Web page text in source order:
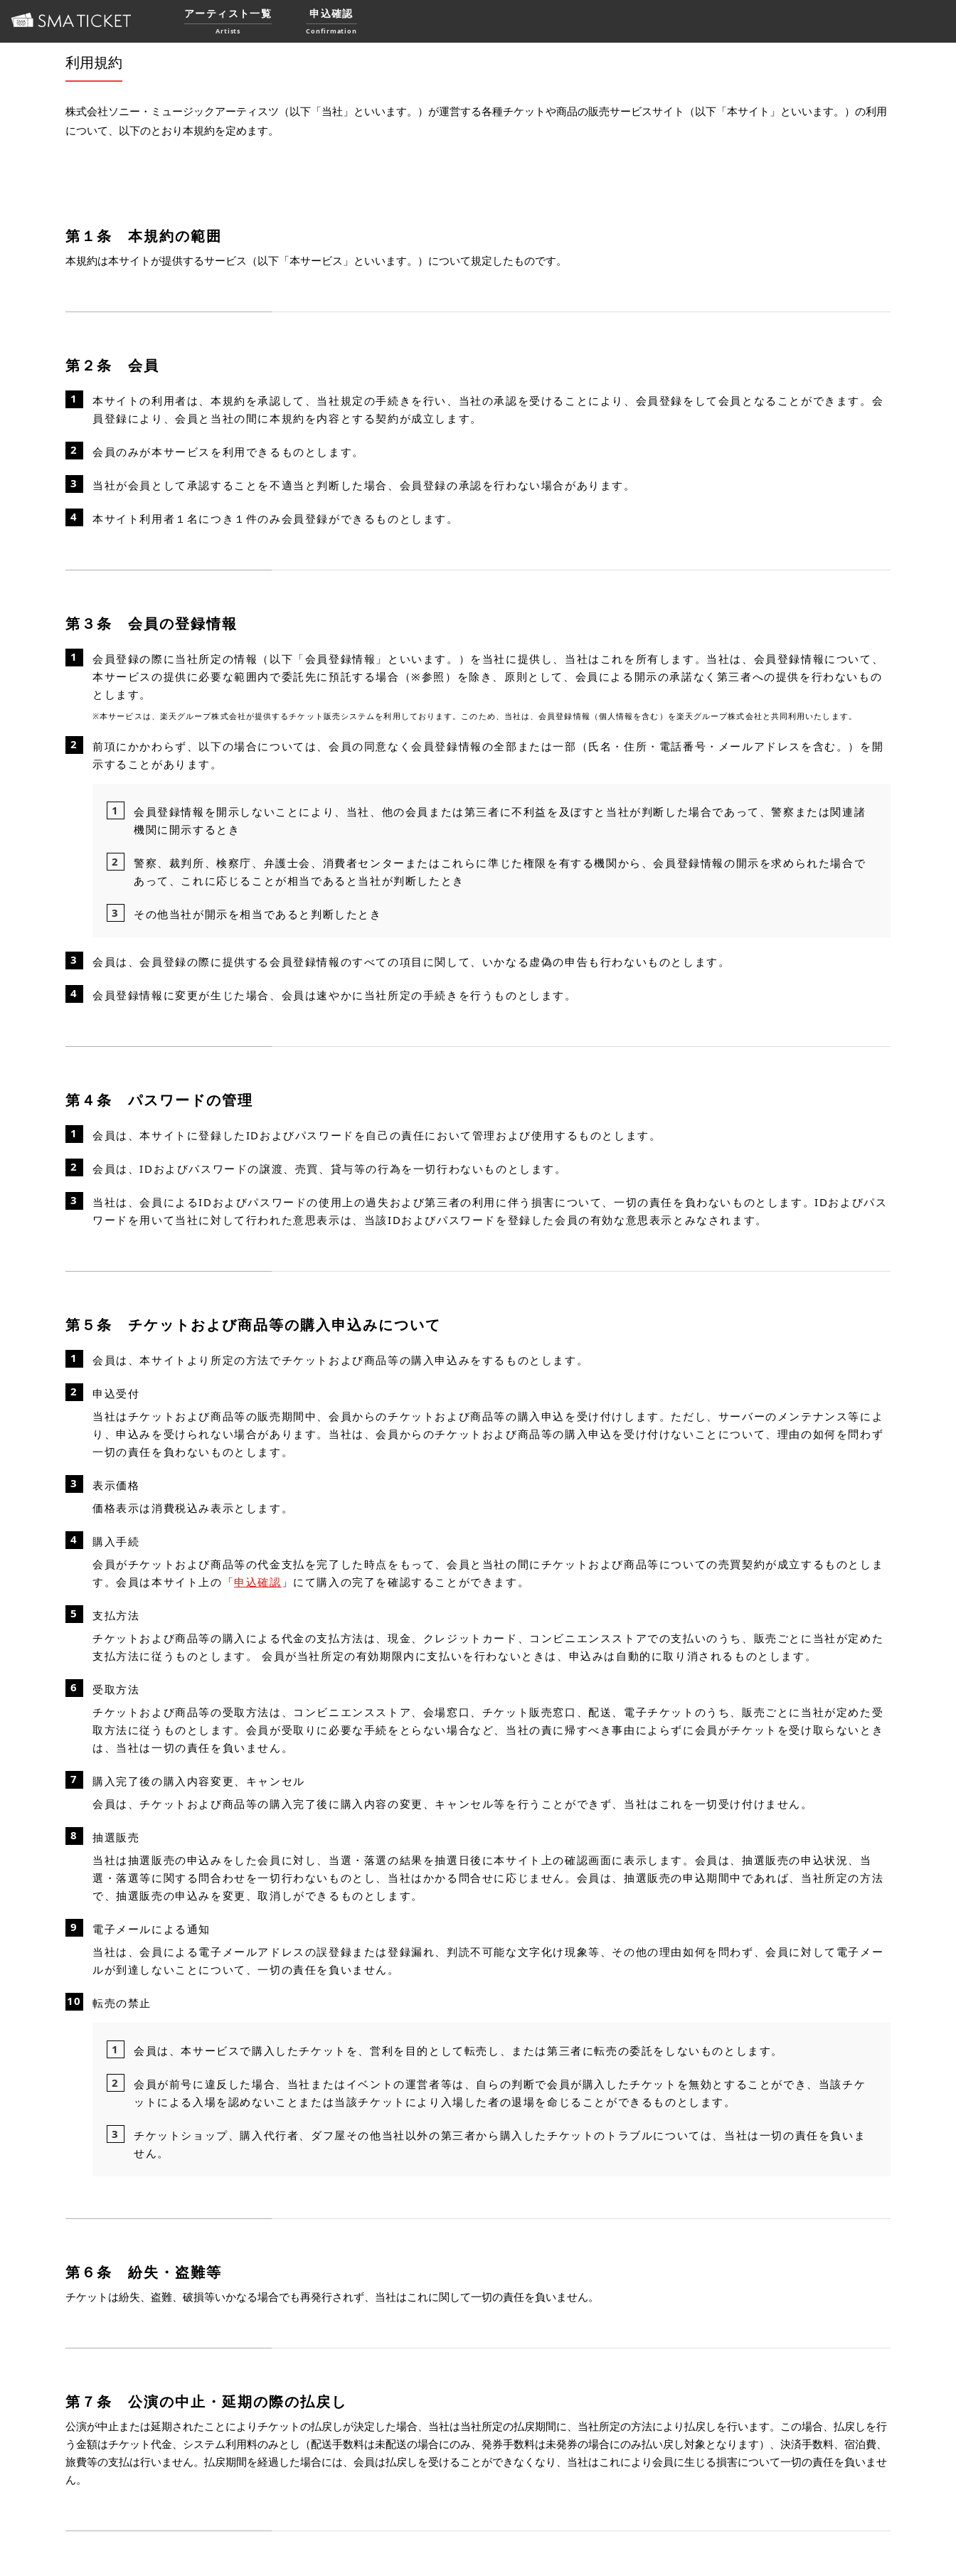
アーティスト一覧
Artists
申込確認
Confirmation
利用規約
株式会社ソニー・ミュージックアーティスツ（以下「当社」といいます。）が運営する各種チケットや商品の販売サービスサイト（以下「本サイト」といいます。）の利用
について、以下のとおり本規約を定めます。
第１条 本規約の範囲
本規約は本サイトが提供するサービス（以下「本サービス」といいます。）について規定したものです。
第２条 会員
本サイトの利用者は、本規約を承認して、当社規定の手続きを行い、当社の承認を受けることにより、会員登録をして会員となることができます。会
員登録により、会員と当社の間に本規約を内容とする契約が成立します。
会員のみが本サービスを利用できるものとします。
当社が会員として承認することを不適当と判断した場合、会員登録の承認を行わない場合があります。
本サイト利用者１名につき１件のみ会員登録ができるものとします。
第３条 会員の登録情報
会員登録の際に当社所定の情報（以下「会員登録情報」といいます。）を当社に提供し、当社はこれを所有します。当社は、会員登録情報について、
本サービスの提供に必要な範囲内で委託先に預託する場合（※参照）を除き、原則として、会員による開示の承諾なく第三者への提供を行わないもの
とします。
※本サービスは、楽天グループ株式会社が提供するチケット販売システムを利用しております。このため、当社は、会員登録情報（個人情報を含む）を楽天グループ株式会社と共同利用いたします。
前項にかかわらず、以下の場合については、会員の同意なく会員登録情報の全部または一部（氏名・住所・電話番号・メールアドレスを含む。）を開
示することがあります。
会員登録情報を開示しないことにより、当社、他の会員または第三者に不利益を及ぼすと当社が判断した場合であって、警察または関連諸
機関に開示するとき
警察、裁判所、検察庁、弁護士会、消費者センターまたはこれらに準じた権限を有する機関から、会員登録情報の開示を求められた場合で
あって、これに応じることが相当であると当社が判断したとき
その他当社が開示を相当であると判断したとき
会員は、会員登録の際に提供する会員登録情報のすべての項目に関して、いかなる虚偽の申告も行わないものとします。
会員登録情報に変更が生じた場合、会員は速やかに当社所定の手続きを行うものとします。
第４条 パスワードの管理
会員は、本サイトに登録したIDおよびパスワードを自己の責任において管理および使用するものとします。
会員は、IDおよびパスワードの譲渡、売買、貸与等の行為を一切行わないものとします。
当社は、会員によるIDおよびパスワードの使用上の過失および第三者の利用に伴う損害について、一切の責任を負わないものとします。IDおよびパス
ワードを用いて当社に対して行われた意思表示は、当該IDおよびパスワードを登録した会員の有効な意思表示とみなされます。
第５条 チケットおよび商品等の購入申込みについて
会員は、本サイトより所定の方法でチケットおよび商品等の購入申込みをするものとします。
申込受付
当社はチケットおよび商品等の販売期間中、会員からのチケットおよび商品等の購入申込を受け付けします。ただし、サーバーのメンテナンス等によ
り、申込みを受けられない場合があります。当社は、会員からのチケットおよび商品等の購入申込を受け付けないことについて、理由の如何を問わず
一切の責任を負わないものとします。
表示価格
価格表示は消費税込み表示とします。
購入手続
会員がチケットおよび商品等の代金支払を完了した時点をもって、会員と当社の間にチケットおよび商品等についての売買契約が成立するものとしま
す。会員は本サイト上の「申込確認 」にて購入の完了を確認することができます。
支払方法
チケットおよび商品等の購入による代金の支払方法は、現金、クレジットカード、コンビニエンスストアでの支払いのうち、販売ごとに当社が定めた
支払方法に従うものとします。 会員が当社所定の有効期限内に支払いを行わないときは、申込みは自動的に取り消されるものとします。
受取方法
チケットおよび商品等の受取方法は、コンビニエンスストア、会場窓口、チケット販売窓口、配送、電子チケットのうち、販売ごとに当社が定めた受
取方法に従うものとします。会員が受取りに必要な手続をとらない場合など、当社の責に帰すべき事由によらずに会員がチケットを受け取らないとき
は、当社は一切の責任を負いません。
購入完了後の購入内容変更、キャンセル
会員は、チケットおよび商品等の購入完了後に購入内容の変更、キャンセル等を行うことができず、当社はこれを一切受け付けません。
抽選販売
当社は抽選販売の申込みをした会員に対し、当選・落選の結果を抽選日後に本サイト上の確認画面に表示します。会員は、抽選販売の申込状況、当
選・落選等に関する問合わせを一切行わないものとし、当社はかかる問合せに応じません。会員は、抽選販売の申込期間中であれば、当社所定の方法
で、抽選販売の申込みを変更、取消しができるものとします。
電子メールによる通知
当社は、会員による電子メールアドレスの誤登録または登録漏れ、判読不可能な文字化け現象等、その他の理由如何を問わず、会員に対して電子メー
ルが到達しないことについて、一切の責任を負いません。
転売の禁止
会員は、本サービスで購入したチケットを、営利を目的として転売し、または第三者に転売の委託をしないものとします。
会員が前号に違反した場合、当社またはイベントの運営者等は、自らの判断で会員が購入したチケットを無効とすることができ、当該チケ
ットによる入場を認めないことまたは当該チケットにより入場した者の退場を命じることができるものとします。
チケットショップ、購入代行者、ダフ屋その他当社以外の第三者から購入したチケットのトラブルについては、当社は一切の責任を負いま
せん。
第６条 紛失・盗難等
チケットは紛失、盗難、破損等いかなる場合でも再発行されず、当社はこれに関して一切の責任を負いません。
第７条 公演の中止・延期の際の払戻し
公演が中止または延期されたことによりチケットの払戻しが決定した場合、当社は当社所定の払戻期間に、当社所定の方法により払戻しを行います。この場合、払戻しを行
う金額はチケット代金、システム利用料のみとし（配送手数料は未配送の場合にのみ、発券手数料は未発券の場合にのみ払い戻し対象となります）、決済手数料、宿泊費、
旅費等の支払は行いません。払戻期間を経過した場合には、会員は払戻しを受けることができなくなり、当社はこれにより会員に生じる損害について一切の責任を負いませ
ん。